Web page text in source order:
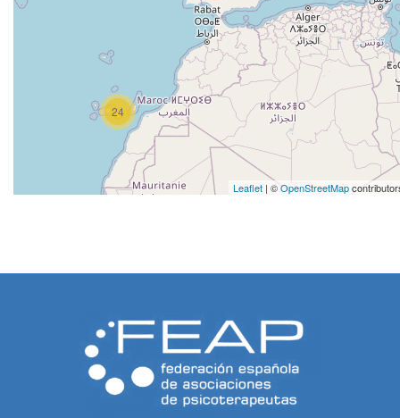
24
Leaflet | ©OpenStreetMap